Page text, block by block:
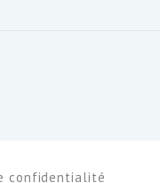
confidentialité